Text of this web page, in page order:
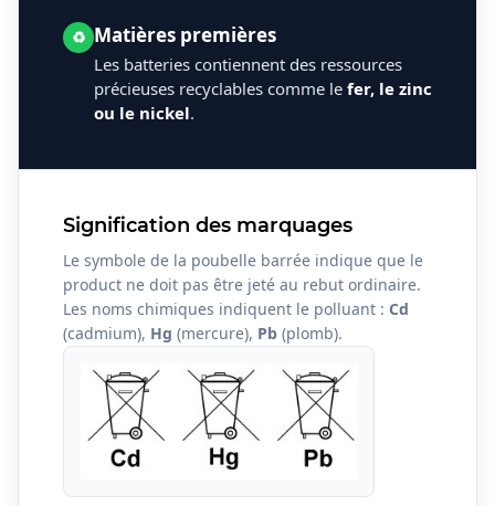
♻ Matières premières
Les batteries contiennent des ressources
précieuses recyclables comme le fer, le zinc
ou le nickel.
Signification des marquages
Le symbole de la poubelle barrée indique que le
product ne doit pas être jeté au rebut ordinaire.
Les noms chimiques indiquent le polluant : Cd
(cadmium), Hg (mercure), Pb (plomb).